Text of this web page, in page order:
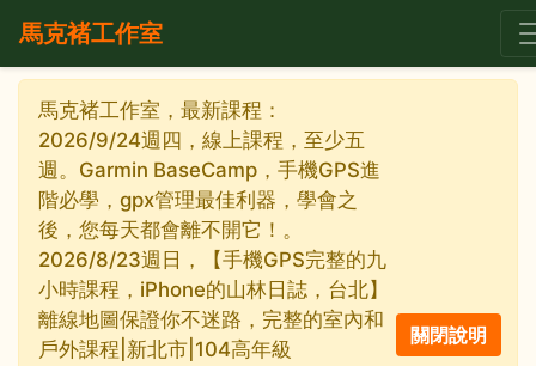
馬克褚工作室
馬克褚工作室，最新課程：
2026/9/24週四，線上課程，至少五
週。Garmin BaseCamp，手機GPS進
階必學，gpx管理最佳利器，學會之
後，您每天都會離不開它！。
2026/8/23週日，【手機GPS完整的九
小時課程，iPhone的山林日誌，台北】
離線地圖保證你不迷路，完整的室內和
戶外課程|新北市|104高年級